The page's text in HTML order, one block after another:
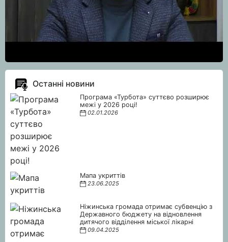
Останні новини
Програма «Турбота» суттєво розширює
межі у 2026 році!
02.01.2026
Мапа укриттів
23.06.2025
Ніжинська громада отримає субвенцію з
Державного бюджету на відновлення
дитячого відділення міської лікарні
09.04.2025